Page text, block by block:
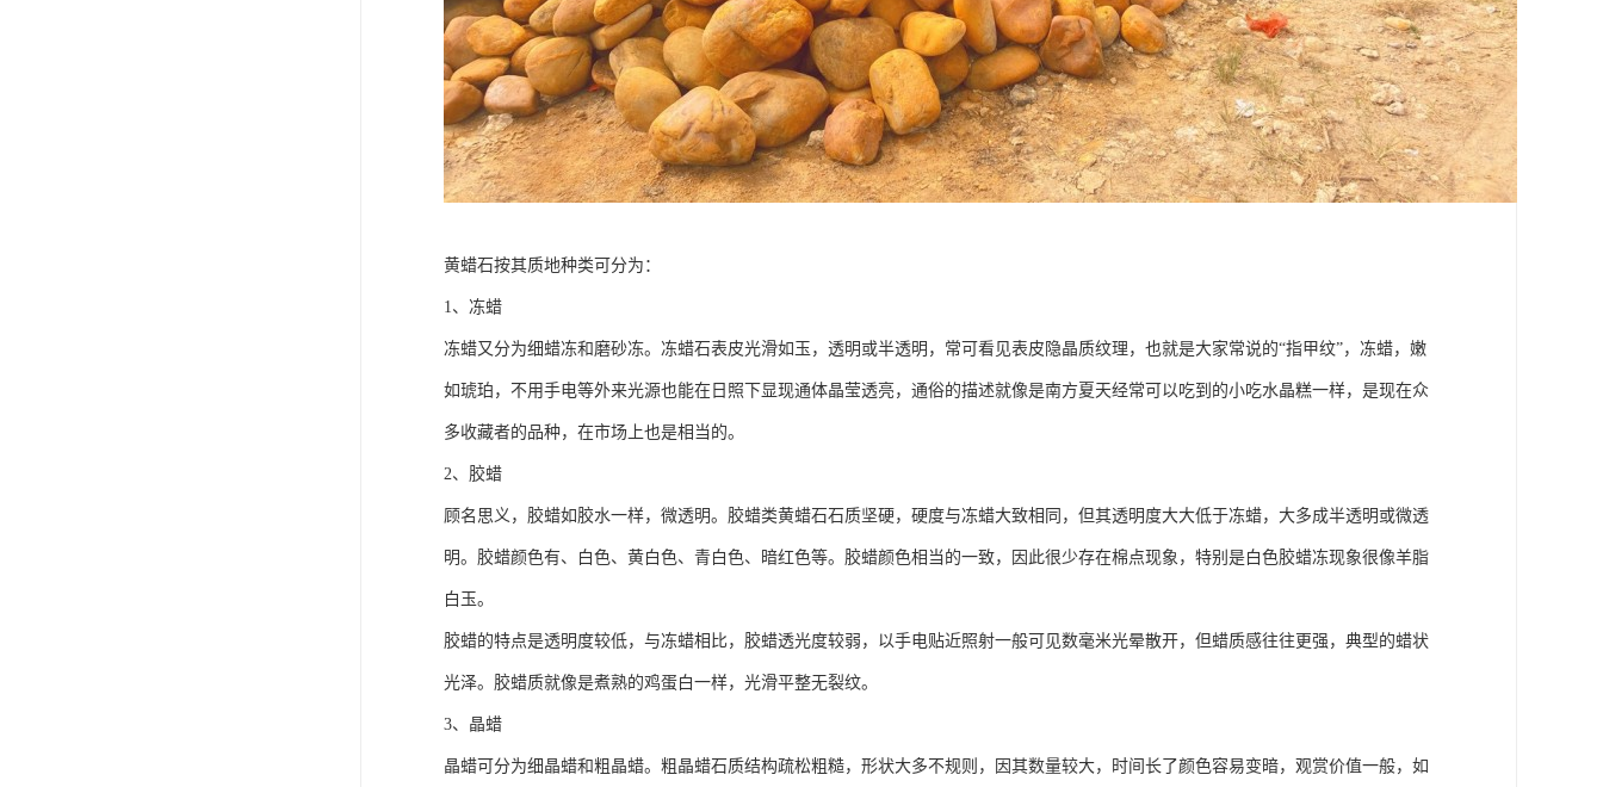
黄蜡石按其质地种类可分为：
1、冻蜡
冻蜡又分为细蜡冻和磨砂冻。冻蜡石表皮光滑如玉，透明或半透明，常可看见表皮隐晶质纹理，也就是大家常说的“指甲纹”，冻蜡，嫩
如琥珀，不用手电等外来光源也能在日照下显现通体晶莹透亮，通俗的描述就像是南方夏天经常可以吃到的小吃水晶糕一样，是现在众
多收藏者的品种，在市场上也是相当的。
2、胶蜡
顾名思义，胶蜡如胶水一样，微透明。胶蜡类黄蜡石石质坚硬，硬度与冻蜡大致相同，但其透明度大大低于冻蜡，大多成半透明或微透
明。胶蜡颜色有、白色、黄白色、青白色、暗红色等。胶蜡颜色相当的一致，因此很少存在棉点现象，特别是白色胶蜡冻现象很像羊脂
白玉。
胶蜡的特点是透明度较低，与冻蜡相比，胶蜡透光度较弱，以手电贴近照射一般可见数毫米光晕散开，但蜡质感往往更强，典型的蜡状
光泽。胶蜡质就像是煮熟的鸡蛋白一样，光滑平整无裂纹。
3、晶蜡
晶蜡可分为细晶蜡和粗晶蜡。粗晶蜡石质结构疏松粗糙，形状大多不规则，因其数量较大，时间长了颜色容易变暗，观赏价值一般，如